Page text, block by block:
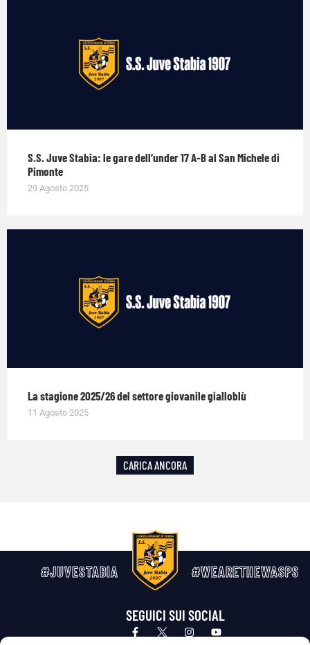
S.S. Juve Stabia: le gare dell’under 17 A-B al San Michele di
Pimonte
29 Agosto 2025
La stagione 2025/26 del settore giovanile gialloblù
11 Agosto 2025
CARICA ANCORA
#JUVESTABIA #WEARETHEWASPS
SEGUICI SUI SOCIAL